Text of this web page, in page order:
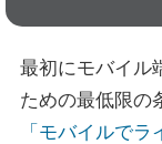
最初にモバイル
ための最低限の
「モバイルでラ